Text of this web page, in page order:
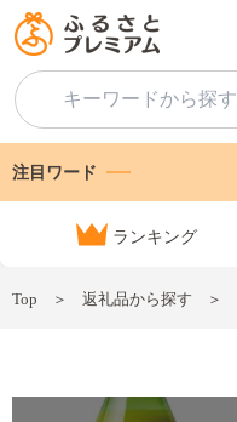
注目ワード
ランキング
Top 返礼品から探す